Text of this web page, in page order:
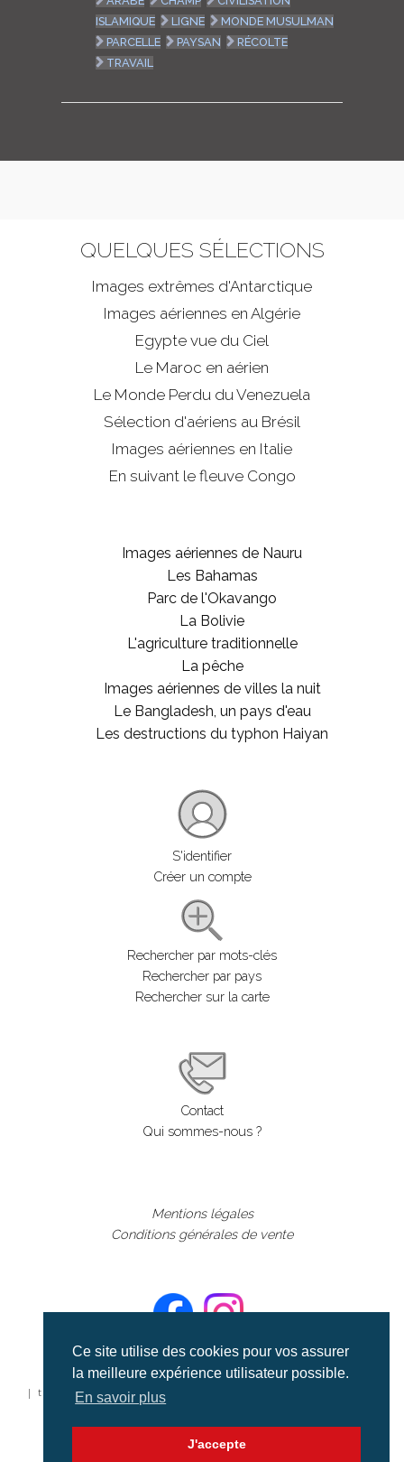
Ce site utilise des cookies pour vos assurer
la meilleure expérience utilisateur possible.
En savoir plus
J'accepte
ISLAMIQUE
LIGNE
MONDE MUSULMAN
PARCELLE
PAYSAN
RÉCOLTE
TRAVAIL
QUELQUES SÉLECTIONS
Images extrêmes d'Antarctique
Images aériennes en Algérie
Egypte vue du Ciel
Le Maroc en aérien
Le Monde Perdu du Venezuela
Sélection d'aériens au Brésil
Images aériennes en Italie
En suivant le fleuve Congo
Images aériennes de Nauru
Les Bahamas
Parc de l'Okavango
La Bolivie
L'agriculture traditionnelle
La pêche
Images aériennes de villes la nuit
Le Bangladesh, un pays d'eau
Les destructions du typhon Haiyan
S'identifier
Créer un compte
Rechercher par mots-clés
Rechercher par pays
Rechercher sur la carte
Contact
Qui sommes-nous ?
Mentions légales
Conditions générales de vente
©aerialcollection marque déposée 2024
| tous droits réservés | aerialcollection.fr banque d'images
aériennes et documentaires video et cinéma |